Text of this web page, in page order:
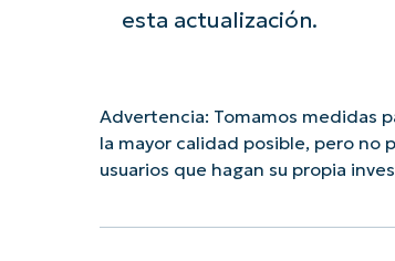
esta actualización.
Advertencia: Tomamos medidas
la mayor calidad posible, pero no
usuarios que hagan su propia